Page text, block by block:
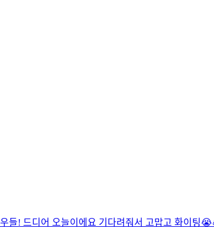
들! 드디어 오늘이에요 기다려줘서 고맙고 화이팅